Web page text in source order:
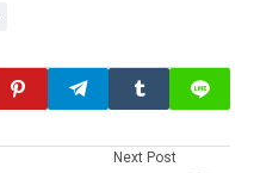
Next Post